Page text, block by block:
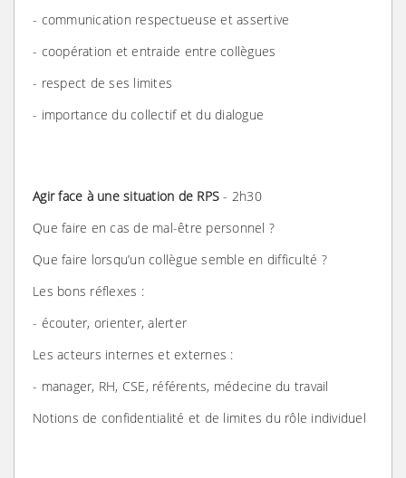
- communication respectueuse et assertive
- coopération et entraide entre collègues
- respect de ses limites
- importance du collectif et du dialogue
Agir face à une situation de RPS - 2h30
Que faire en cas de mal-être personnel ?
Que faire lorsqu’un collègue semble en difficulté ?
Les bons réflexes :
- écouter, orienter, alerter
Les acteurs internes et externes :
- manager, RH, CSE, référents, médecine du travail
Notions de confidentialité et de limites du rôle individuel